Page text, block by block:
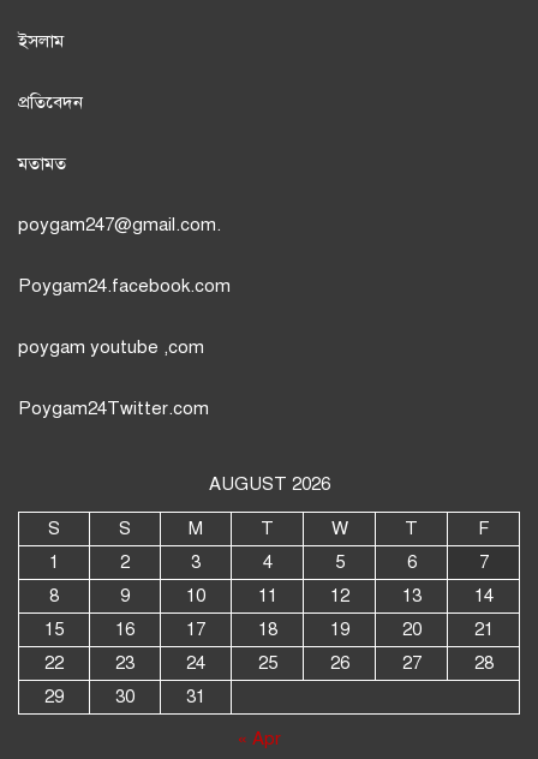
ইসলাম
প্রতিবেদন
মতামত
poygam247@gmail.com.
Poygam24.facebook.com
poygam youtube ,com
Poygam24Twitter.com
AUGUST 2026
S S M T W T
F
1
2 3 4 5 6
7
8
9 10 11 12 13
14
15
16 17 18 19 20
21
22
23 24 25 26 27
28
29
30
31
« Apr